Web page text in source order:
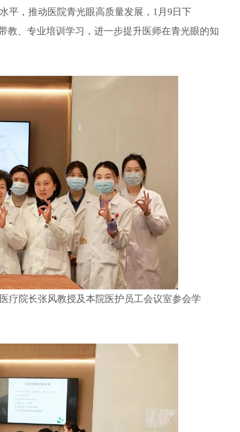
，推动医院青光眼高质量发展，1月9日下
教、专业培训学习，进一步提升医师在青光眼的知
院长张风教授及本院医护员工会议室参会学
董方田
眼底病的诊治，尤其专长于糖尿病视网膜
病变、黄斑疾病和视网膜移植